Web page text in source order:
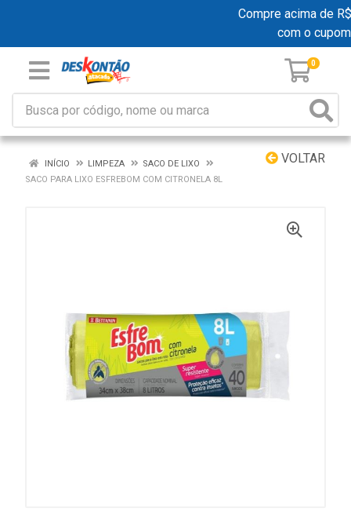
Compre acima de
com o cupom
0
VOLTAR
INÍCIO LIMPEZA
SACO DE LIXO
SACO PARA LIXO ESFREBOM COM CITRONELA 8L